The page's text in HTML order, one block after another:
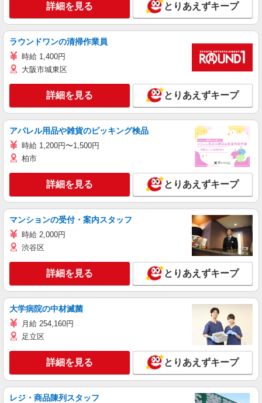
詳細を見る とりあえずキープ
ラウンドワンの清掃作業員
時給 1,400円
大阪市城東区
詳細を見る とりあえずキープ
アパレル用品や雑貨のピッキング検品
時給 1,200円〜1,500円
柏市
詳細を見る とりあえずキープ
マンションの受付・案内スタッフ
時給 2,000円
渋谷区
詳細を見る とりあえずキープ
大学病院の中材滅菌
月給 254,160円
足立区
詳細を見る とりあえずキープ
レジ・商品陳列スタッフ